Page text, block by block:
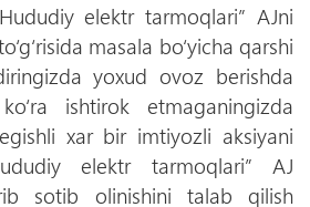
elektr tarmoqlari” AJni
masala bo‘yicha qarshi
yoxud ovoz berishda
ishtirok etmaganingizda
xar bir imtiyozli aksiyani
elektr tarmoqlari” AJ
sotib olinishini talab qilish